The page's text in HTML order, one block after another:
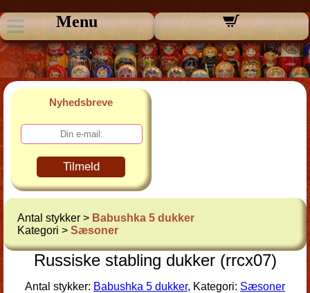
Menu
Nyhedsbreve
Tilmeld
Antal stykker > Babushka 5 dukker
Kategori > Sæsoner
Russiske stabling dukker (rrcx07)
Antal stykker: Babushka 5 dukker, Kategori: Sæsoner